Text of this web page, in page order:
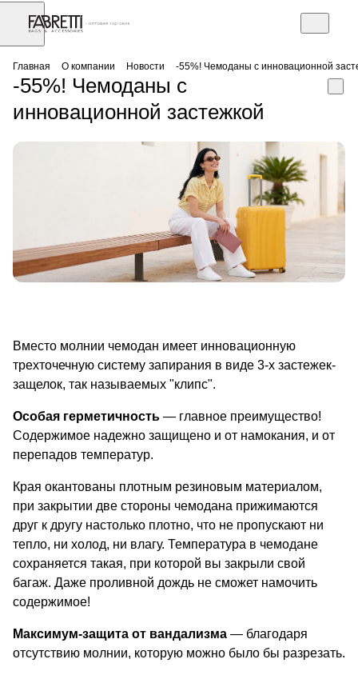
Торговое оборудование
Главная О компании Новости -55%! Чемоданы с инновационной
-55%! Чемоданы с
инновационной застежкой
Вместо молнии чемодан имеет инновационную
трехточечную систему запирания в виде 3-х застежек-
защелок, так называемых "клипс".
Особая герметичность — главное преимущество!
Содержимое надежно защищено и от намокания, и от
перепадов температур.
Края окантованы плотным резиновым материалом,
при закрытии две стороны чемодана прижимаются
друг к другу настолько плотно, что не пропускают ни
тепло, ни холод, ни влагу. Температура в чемодане
сохраняется такая, при которой вы закрыли свой
багаж. Даже проливной дождь не сможет намочить
содержимое!
Максимум-защита от вандализма — благодаря
отсутствию молнии, которую можно было бы разрезать.